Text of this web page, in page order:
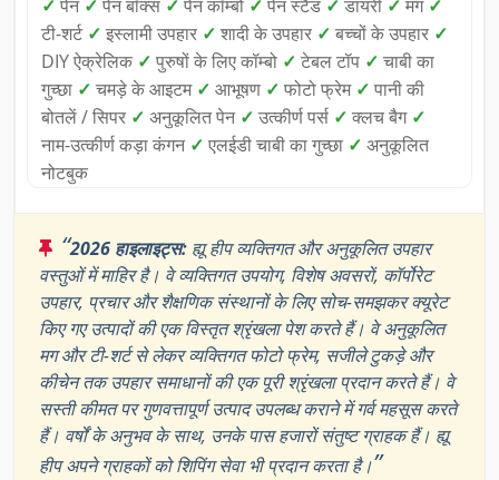
✓ पेन ✓ पेन बॉक्स ✓ पेन कॉम्बो ✓ पेन स्टैंड ✓ डायरी ✓ मग ✓
टी-शर्ट ✓ इस्लामी उपहार ✓ शादी के उपहार ✓ बच्चों के उपहार ✓
DIY ऐक्रेलिक ✓ पुरुषों के लिए कॉम्बो ✓ टेबल टॉप ✓ चाबी का
गुच्छा ✓ चमड़े के आइटम ✓ आभूषण ✓ फोटो फ्रेम ✓ पानी की
बोतलें / सिपर ✓ अनुकूलित पेन ✓ उत्कीर्ण पर्स ✓ क्लच बैग ✓
नाम-उत्कीर्ण कड़ा कंगन ✓ एलईडी चाबी का गुच्छा ✓ अनुकूलित
नोटबुक
“2026 हाइलाइट्स: ह्यू हीप व्यक्तिगत और अनुकूलित उपहार
वस्तुओं में माहिर है। वे व्यक्तिगत उपयोग, विशेष अवसरों, कॉर्पोरेट
उपहार, प्रचार और शैक्षणिक संस्थानों के लिए सोच-समझकर क्यूरेट
किए गए उत्पादों की एक विस्तृत श्रृंखला पेश करते हैं। वे अनुकूलित
मग और टी-शर्ट से लेकर व्यक्तिगत फोटो फ्रेम, सजीले टुकड़े और
कीचेन तक उपहार समाधानों की एक पूरी श्रृंखला प्रदान करते हैं। वे
सस्ती कीमत पर गुणवत्तापूर्ण उत्पाद उपलब्ध कराने में गर्व महसूस करते
हैं। वर्षों के अनुभव के साथ, उनके पास हजारों संतुष्ट ग्राहक हैं। ह्यू
हीप अपने ग्राहकों को शिपिंग सेवा भी प्रदान करता है।”